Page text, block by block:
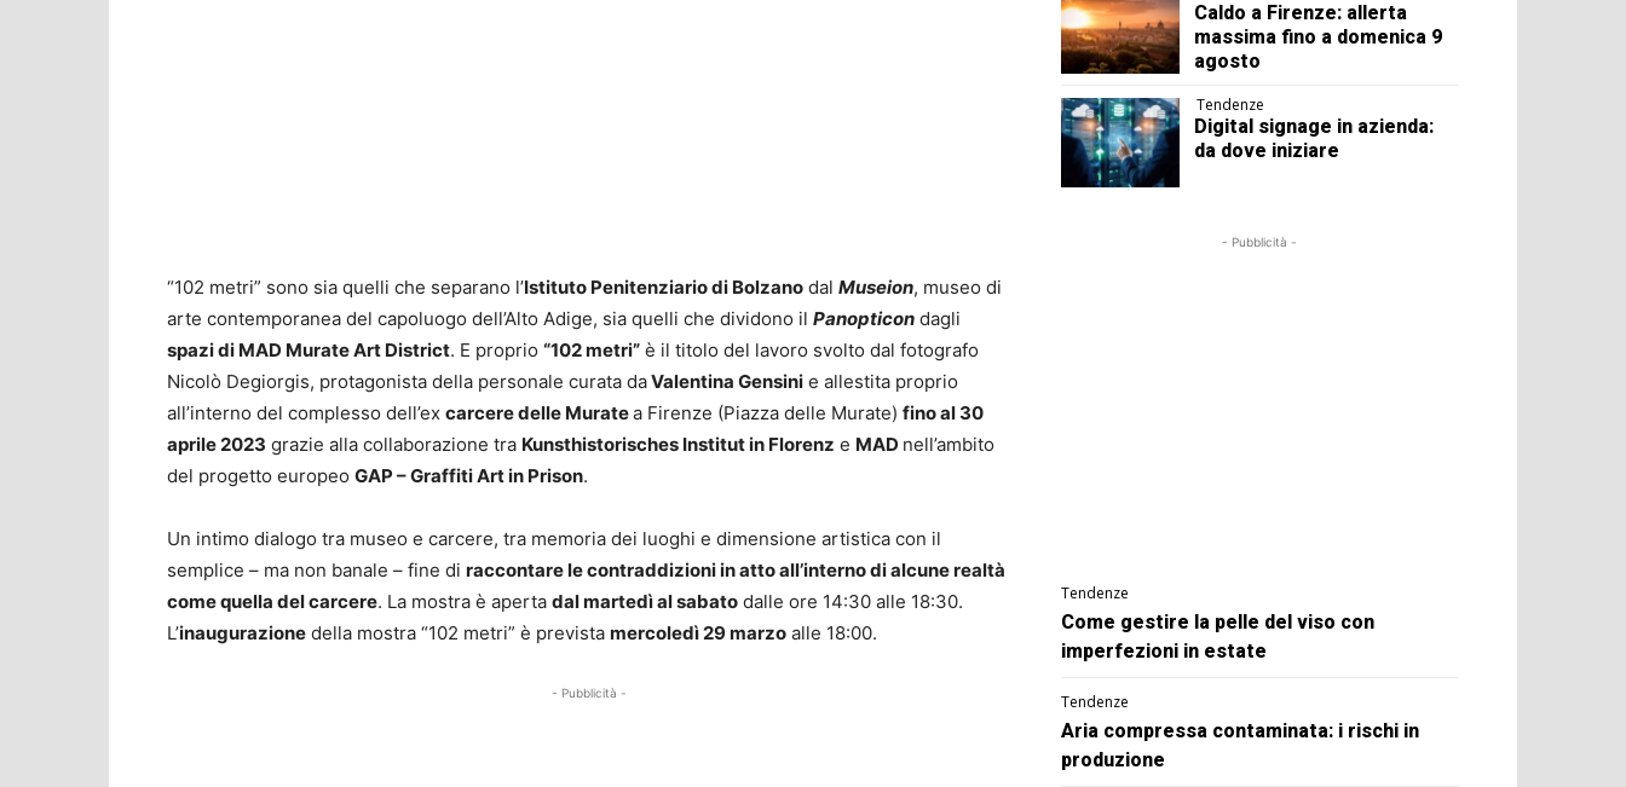
“102 metri” sono sia quelli che separano l’Istituto Penitenziario di Bolzano dal Museion, museo di
arte contemporanea del capoluogo dell’Alto Adige, sia quelli che dividono il Panopticon dagli
spazi di MAD Murate Art District. E proprio “102 metri” è il titolo del lavoro svolto dal fotografo
Nicolò Degiorgis, protagonista della personale curata daValentina Gensini e allestita proprio
all’interno del complesso dell’ex carcere delle Muratea Firenze (Piazza delle Murate) fino al 30
aprile 2023 grazie alla collaborazione tra Kunsthistorisches Institut in Florenz e MAD nell’ambito
del progetto europeo GAP – Graffiti Art in Prison.
Un intimo dialogo tra museo e carcere, tra memoria dei luoghi e dimensione artistica con il
semplice – ma non banale – fine di raccontare le contraddizioni in atto all’interno di alcune realtà
come quella del carcere. La mostra è aperta dal martedì al sabato dalle ore 14:30 alle 18:30.
L’inaugurazione della mostra “102 metri” è prevista mercoledì 29 marzo alle 18:00.
- Pubblicità -
Caldo a Firenze: allerta
massima fino a domenica 9
agosto
Tendenze
Digital signage in azienda:
da dove iniziare
- Pubblicità -
Tendenze
Come gestire la pelle del viso con
imperfezioni in estate
Tendenze
Aria compressa contaminata: i rischi in
produzione